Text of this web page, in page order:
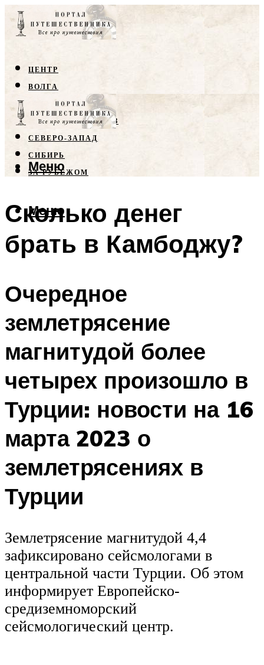
ЦЕНТР
ВОЛГА
КРЫМ
СЕВЕРНЫЙ КАВКАЗ
СЕВЕРО-ЗАПАД
СИБИРЬ
ЗА РУБЕЖОМ
Меню
Меню
Сколько денег
брать в Камбоджу?
Очередное
землетрясение
магнитудой более
четырех произошло в
Турции: новости на 16
марта 2023 о
землетрясениях в
Турции
Землетрясение магнитудой 4,4
зафиксировано сейсмологами в
центральной части Турции. Об этом
информирует Европейско-
средиземноморский
сейсмологический центр.